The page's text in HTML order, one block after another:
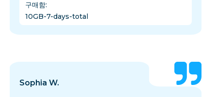
구매함:
10GB-7-days-total
Sophia W.